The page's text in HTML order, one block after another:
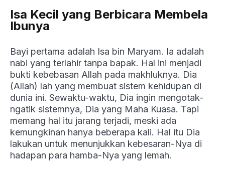
Isa Kecil yang Berbicara Membela
Ibunya
Bayi pertama adalah Isa bin Maryam. Ia adalah
nabi yang terlahir tanpa bapak. Hal ini menjadi
bukti kebebasan Allah pada makhluknya. Dia
(Allah) lah yang membuat sistem kehidupan di
dunia ini. Sewaktu-waktu, Dia ingin mengotak-
ngatik sistemnya, Dia yang Maha Kuasa. Tapi
memang hal itu jarang terjadi, meski ada
kemungkinan hanya beberapa kali. Hal itu Dia
lakukan untuk menunjukkan kebesaran-Nya di
hadapan para hamba-Nya yang lemah.